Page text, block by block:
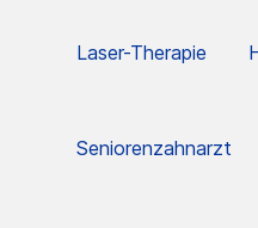
Laser-Therapie
Seniorenzahnarzt